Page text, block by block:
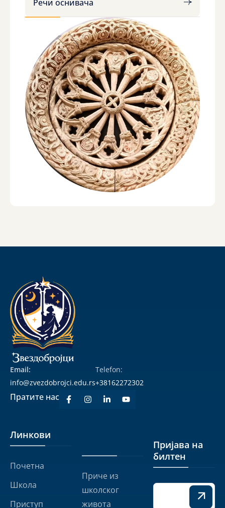
Речи оснивача
Email:
info@zvezdobrojci.edu.rs
Telefon:
+38162272302
Пратите нас
Линкови
Почетна
Школа
Приступ
Приче из
школског
живота
Пријава на
билтен